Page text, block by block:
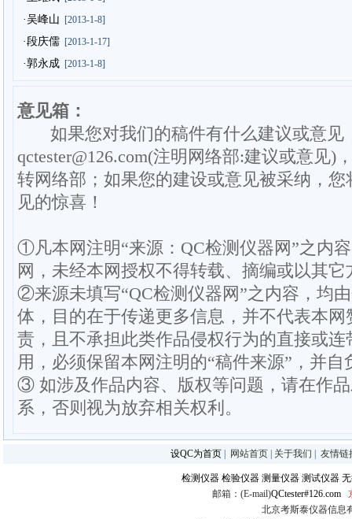
·吴峰山 [2013-1-8]
·段庆儒[2013-1-17]
·郭永成[2013-1-8]
意见箱：
如果您对我们的稿件有什么建议或意见
qctester@126.com(注明网络部:建议或意见)
转网络部；如果您的建设或意见被采纳，
见的惊喜！
①凡本网注明“来源：QC检测仪器网”之内
网，未经本网授权不得转载、摘编或以其它
②来源未填写“QC检测仪器网”之内容，均
体，目的在于传递更多信息，并不代表本
责，且不承担此类作品侵权行为的直接或
用，必须保留本网注明的“稿件来源”，并
③ 如涉及作品内容、版权等问题，请在作
系，否则视为放弃相关权利。
设QC为首页 网站首页 关于我们 友情链
检测仪器 检验仪器 测量仪器 测试仪器
邮箱：(E-mail)QCtester#126.com
北京考斯泰仪器信息